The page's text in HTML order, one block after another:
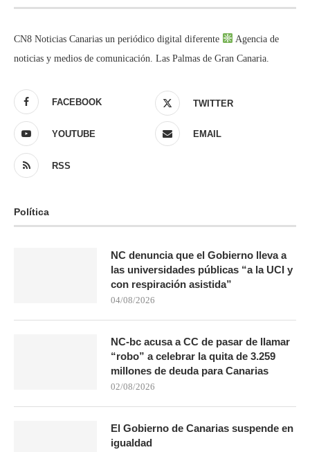
CN8 Noticias Canarias un periódico digital diferente
Agencia de
noticias y medios de comunicación. Las Palmas de Gran Canaria.
FACEBOOK TWITTER
YOUTUBE EMAIL
RSS
Política
NC denuncia que el Gobierno lleva a
las universidades públicas “a la UCI y
con respiración asistida”
04/08/2026
NC-bc acusa a CC de pasar de llamar
“robo” a celebrar la quita de 3.259
millones de deuda para Canarias
02/08/2026
El Gobierno de Canarias suspende en
igualdad